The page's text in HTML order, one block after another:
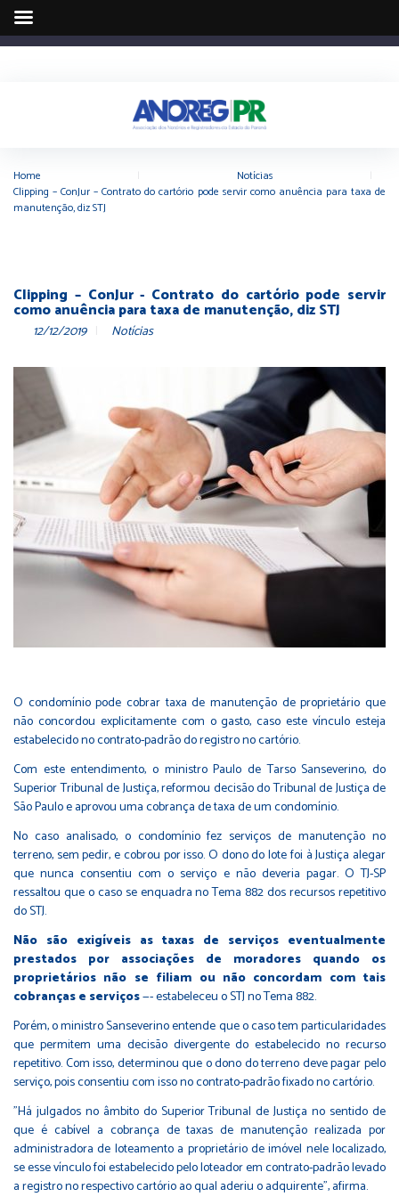
Home Notícias
Clipping – ConJur – Contrato do cartório pode servir como anuência para taxa de
manutenção, diz STJ
Clipping – ConJur - Contrato do cartório pode servir
como anuência para taxa de manutenção, diz STJ
12/12/2019 Notícias
O condomínio pode cobrar taxa de manutenção de proprietário que
não concordou explicitamente com o gasto, caso este vínculo esteja
estabelecido no contrato-padrão do registro no cartório.
Com este entendimento, o ministro Paulo de Tarso Sanseverino, do
Superior Tribunal de Justiça, reformou decisão do Tribunal de Justiça de
São Paulo e aprovou uma cobrança de taxa de um condomínio.
No caso analisado, o condomínio fez serviços de manutenção no
terreno, sem pedir, e cobrou por isso. O dono do lote foi à Justiça alegar
que nunca consentiu com o serviço e não deveria pagar. O TJ-SP
ressaltou que o caso se enquadra no Tema 882 dos recursos repetitivo
do STJ.
Não são exigíveis as taxas de serviços eventualmente
prestados por associações de moradores quando os
proprietários não se filiam ou não concordam com tais
cobranças e serviços—- estabeleceu o STJ no Tema 882.
Porém, o ministro Sanseverino entende que o caso tem particularidades
que permitem uma decisão divergente do estabelecido no recurso
repetitivo. Com isso, determinou que o dono do terreno deve pagar pelo
serviço, pois consentiu com isso no contrato-padrão fixado no cartório.
"Há julgados no âmbito do Superior Tribunal de Justiça no sentido de
que é cabível a cobrança de taxas de manutenção realizada por
administradora de loteamento a proprietário de imóvel nele localizado,
se esse vínculo foi estabelecido pelo loteador em contrato-padrão levado
a registro no respectivo cartório ao qual aderiu o adquirente", afirma.